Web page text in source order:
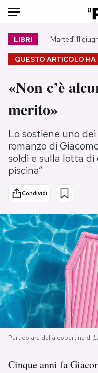
HOME
Italia
Politica
Tecnologia
Internet
Scienza
Cultura
Economia
Sport
PODCAST
NEWSLETTER
I MIEI PREFERITI
QUESTO ARTICOLO HA
LIBRI Martedì 11
«Non c’è
merito»
Lo sostiene uno
romanzo di
soldi e sulla lotta di
piscina”
Condividi
Particolare della copertina di
Cinque anni fa